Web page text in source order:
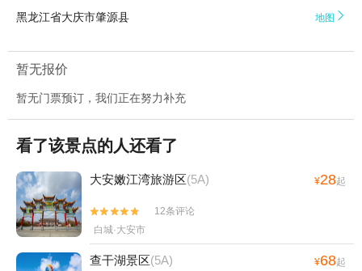
黑龙江省大庆市肇源县 地图 
暂无报价
暂无门票预订，我们正在努力补充
看了该景点的人还看了
大安嫩江湾旅游区(5A) ¥28起


12条评论
白城·大安市
查干湖景区(5A) ¥68起